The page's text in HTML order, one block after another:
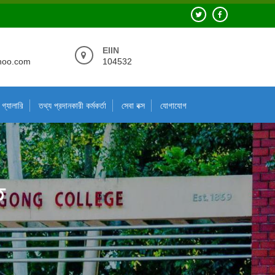
EIIN
104532
গ্যালারি তথ্য প্রদানকারী কর্মকর্তা সেবা বক্স যোগাযোগ